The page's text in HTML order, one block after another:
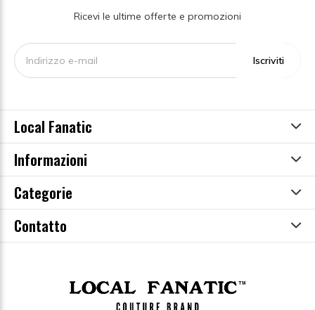
Ricevi le ultime offerte e promozioni
Iscriviti
Local Fanatic
Informazioni
Categorie
Contatto